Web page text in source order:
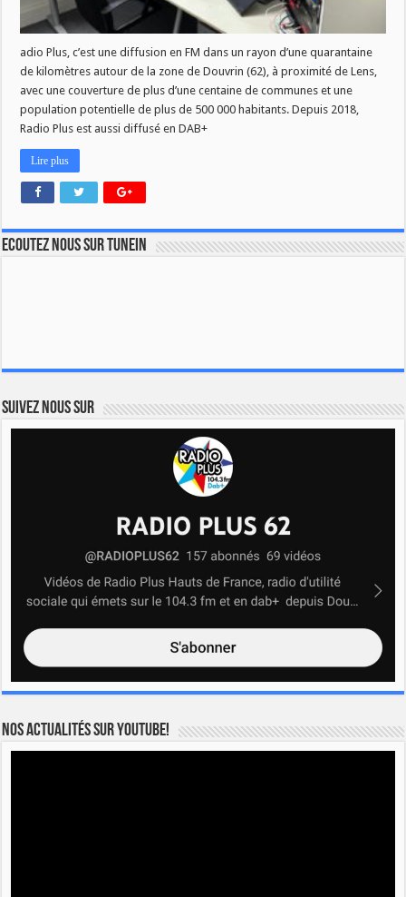
adio Plus, c’est une diffusion en FM dans un rayon d’une quarantaine
de kilomètres autour de la zone de Douvrin (62), à proximité de Lens,
avec une couverture de plus d’une centaine de communes et une
population potentielle de plus de 500 000 habitants. Depuis 2018,
Radio Plus est aussi diffusé en DAB+
Lire plus
Ecoutez nous sur TuneIn
Suivez nous sur
Nos actualités sur YOUTUBE!